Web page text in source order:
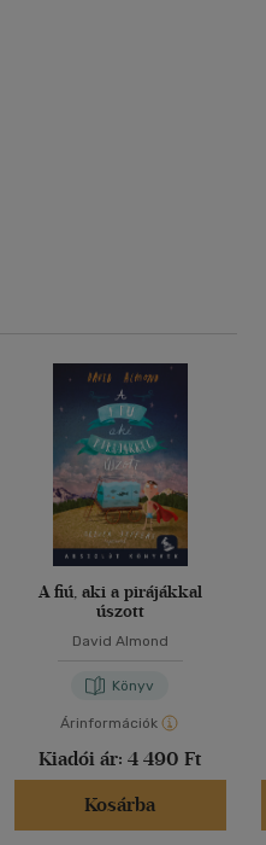
A fiú, aki a pirájákkal
úszott
David Almond
Könyv
Árinformációk
Kiadói ár: 4 490 Ft
Kosárba